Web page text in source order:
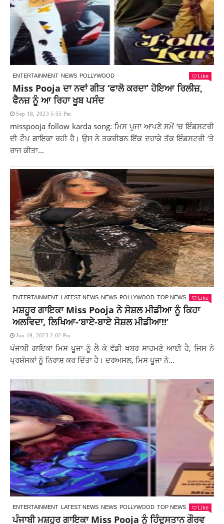
ENTERTAINMENT NEWS POLLYWOOD Like
Miss Pooja ਦਾ ਨਵਾਂ ਗੀਤ ‘ਫਾਲੋ ਕਰਦਾ’ ਹੋਇਆ ਰਿਲੀਜ਼,
ਫੈਨਜ਼ ਨੂੰ ਆ ਰਿਹਾ ਖੂਬ ਪਸੰਦ
Sep 18, 2023 5:55 Pm
misspooja follow karda song: ਮਿਸ ਪੂਜਾ ਆਪਣੇ ਸਮੇਂ ‘ਚ ਇੰਡਸਟਰੀ
ਦੀ ਟੌਪ ਗਾਇਕਾ ਰਹੀ ਹੈ। ਉਸ ਨੇ ਤਕਰੀਬਨ ਇੱਕ ਦਹਾਕੇ ਤੱਕ ਇੰਡਸਟਰੀ ‘ਤੇ
ਰਾਜ ਕੀਤਾ...
ENTERTAINMENT LATEST NEWS NEWS POLLYWOOD TOP NEWS Like
ਮਸ਼ਹੂਰ ਗਾਇਕਾ Miss Pooja ਨੇ ਸੋਸ਼ਲ ਮੀਡੀਆ ਨੂੰ ਕਿਹਾ
ਅਲਵਿਦਾ, ਲਿਖਿਆ-‘ਬਾਏ-ਬਾਏ ਸੋਸ਼ਲ ਮੀਡੀਆ!!’
Jun 19, 2023 2:02 Pm
ਪੰਜਾਬੀ ਗਾਇਕਾ ਮਿਸ ਪੂਜਾ ਨੂੰ ਲੈ ਕੇ ਵੱਡੀ ਖਬਰ ਸਾਹਮਣੇ ਆਈ ਹੈ, ਜਿਸ ਨੇ
ਪ੍ਰਸ਼ੰਸਕਾਂ ਨੂੰ ਨਿਰਾਸ਼ ਕਰ ਦਿੱਤਾ ਹੈ। ਦਰਅਸਲ, ਮਿਸ ਪੂਜਾ ਨੇ...
ENTERTAINMENT LATEST NEWS NEWS POLLYWOOD TOP NEWS Like
ਪੰਜਾਬੀ ਮਸ਼ਹੂਰ ਗਾਇਕਾ Miss Pooja ਨੂੰ ਹਿੰਦੁਸਤਾਨ ਗੌਰਵ